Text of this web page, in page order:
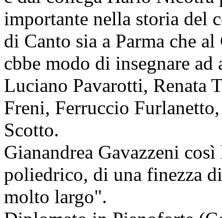
importante nella storia del
di Canto sia a Parma che
cbbe modo di insegnare
Luciano Pavarotti, Renata
Freni, Ferruccio
Scotto.
Gianandrea Gavazzeni
poliedrico, di una finezza
molto largo".